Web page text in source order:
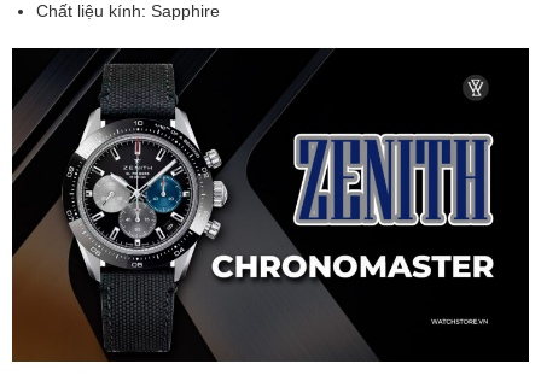
Chất liệu kính: Sapphire